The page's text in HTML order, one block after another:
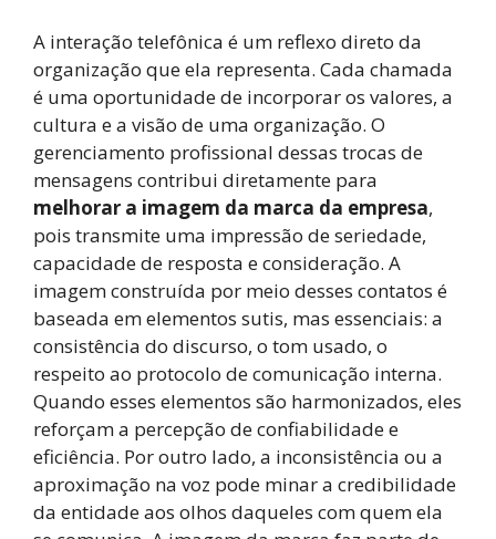
A interação telefônica é um reflexo direto da
organização que ela representa. Cada chamada
é uma oportunidade de incorporar os valores, a
cultura e a visão de uma organização. O
gerenciamento profissional dessas trocas de
mensagens contribui diretamente para
melhorar a imagem da marca da empresa,
pois transmite uma impressão de seriedade,
capacidade de resposta e consideração. A
imagem construída por meio desses contatos é
baseada em elementos sutis, mas essenciais: a
consistência do discurso, o tom usado, o
respeito ao protocolo de comunicação interna.
Quando esses elementos são harmonizados, eles
reforçam a percepção de confiabilidade e
eficiência. Por outro lado, a inconsistência ou a
aproximação na voz pode minar a credibilidade
da entidade aos olhos daqueles com quem ela